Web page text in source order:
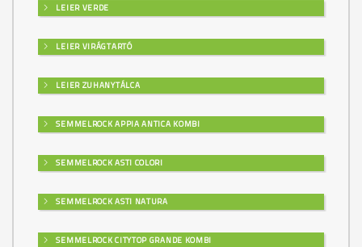
LEIER VERDE
LEIER VIRÁGTARTÓ
LEIER ZUHANYTÁLCA
SEMMELROCK APPIA ANTICA KOMBI
SEMMELROCK ASTI COLORI
SEMMELROCK ASTI NATURA
SEMMELROCK CITYTOP GRANDE KOMBI